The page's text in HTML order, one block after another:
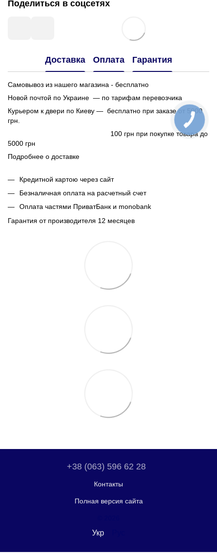
Поделиться в соцсетях
Доставка Оплата Гарантия
Самовывоз из нашего магазина - бесплатно
Новой почтой по Украине — по тарифам перевозчика
Курьером к двери по Киеву — бесплатно при заказе от 5000
грн.
100 грн при покупке товара до
5000 грн
Подробнее о доставке
Кредитной картою через сайт
Безналичная оплата на расчетный счет
Оплата частями ПриватБанк и monobank
Гарантия от производителя 12 месяцев
+38 (063) 596 62 28
Контакты
Полная версия сайта
Укр